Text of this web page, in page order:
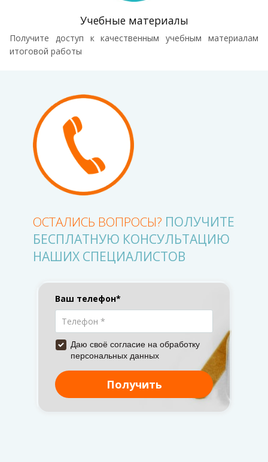
Учебные материалы
Получите доступ к качественным учебным материалам
итоговой работы
ОСТАЛИСЬ ВОПРОСЫ? ПОЛУЧИТЕ
БЕСПЛАТНУЮ КОНСУЛЬТАЦИЮ
НАШИХ СПЕЦИАЛИСТОВ